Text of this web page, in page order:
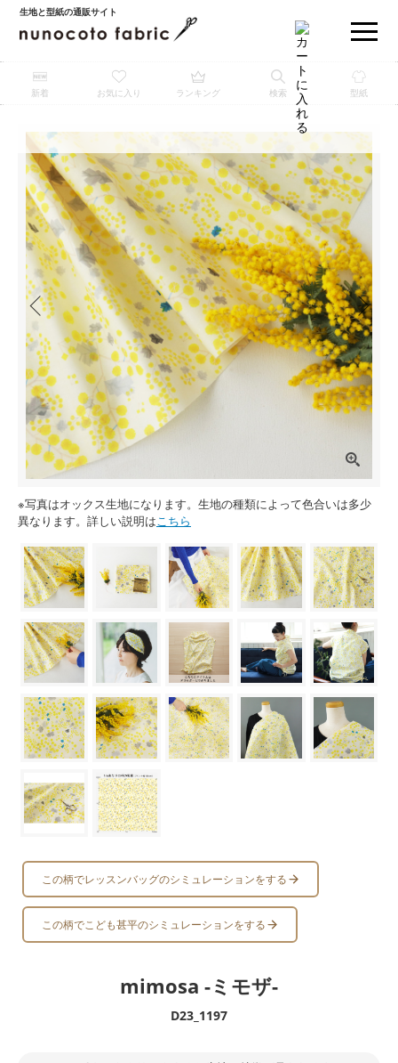
生地と型紙の通販サイト
新着 お気に入り ランキング 検索 型紙
※写真はオックス生地になります。生地の種類によって色合いは多少
異なります。詳しい説明はこちら
この柄でレッスンバッグのシミュレーションをする
この柄でこども甚平のシミュレーションをする
mimosa -ミモザ-
D23_1197